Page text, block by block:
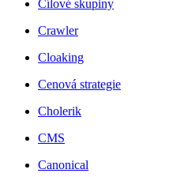
Cílové skupiny
Crawler
Cloaking
Cenová strategie
Cholerik
CMS
Canonical